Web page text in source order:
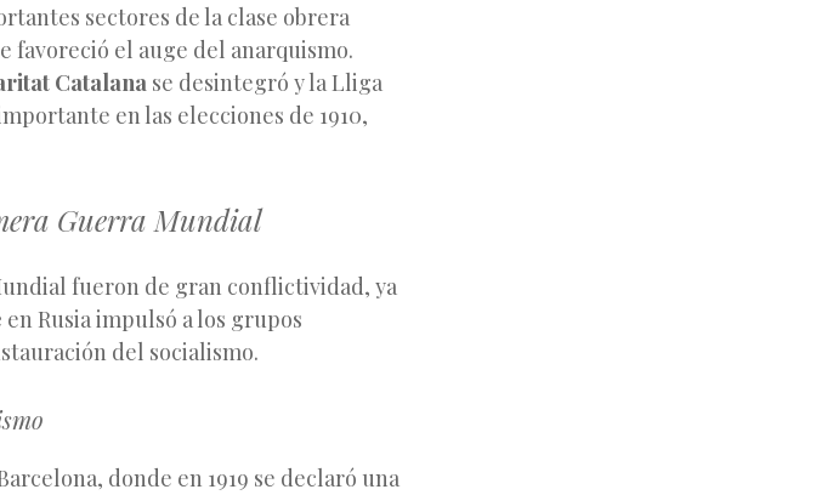
sectores de la clase obrera
favoreció el auge del anarquismo.
Catalana se desintegró y la Lliga
en las elecciones de 1910,
Guerra Mundial
fueron de gran conflictividad, ya
en Rusia impulsó a los grupos
del socialismo.
donde en 1919 se declaró una